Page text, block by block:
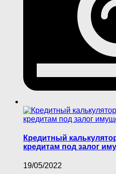
Кредитный
кредитам под залог
19/05/2022